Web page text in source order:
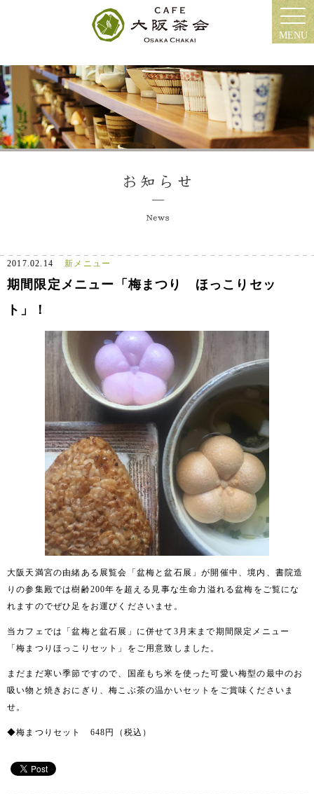
MENU
2017.02.14 新メニュー
期間限定メニュー「梅まつり ほっこりセッ
ト」！
大阪天満宮の由緒ある展覧会「盆梅と盆石展」が開催中、境内、書院造
りの参集殿では樹齢200年を超える見事な生命力溢れる盆梅をご覧にな
れますのでぜひ足をお運びくださいませ。
当カフェでは「盆梅と盆石展」に併せて 3 月末まで期間限定メニュー
「梅まつりほっこりセット」をご用意致しました。
まだまだ寒い季節ですので、国産もち米を使った可愛い梅型の最中のお
吸い物と焼きおにぎり、梅こぶ茶の温かいセットをご賞味くださいま
せ。
◆梅まつりセット 648円（税込）